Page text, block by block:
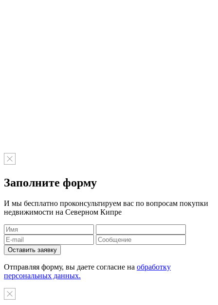
Заполните форму
И мы бесплатно проконсультируем вас по вопросам покупки
недвижимости на Северном Кипре
Отправляя форму, вы даете согласие на обработку
персональных данных.